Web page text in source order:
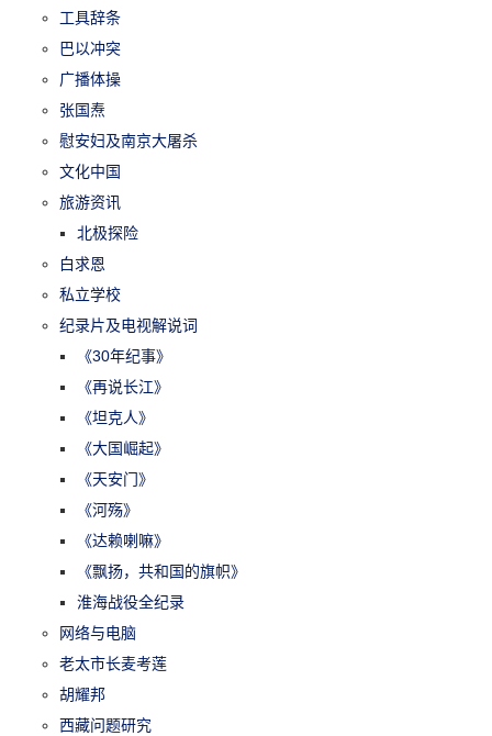
工具辞条
巴以冲突
广播体操
张国焘
慰安妇及南京大屠杀
文化中国
旅游资讯
北极探险
白求恩
私立学校
纪录片及电视解说词
《30年纪事》
《再说长江》
《坦克人》
《大国崛起》
《天安门》
《河殇》
《达赖喇嘛》
《飘扬，共和国的旗帜》
淮海战役全纪录
网络与电脑
老太市长麦考莲
胡耀邦
西藏问题研究